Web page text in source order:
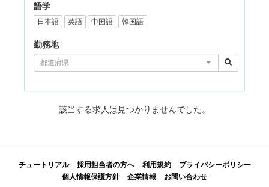
語学
日本語 英語 中国語 韓国語
勤務地
都道府県
該当する求人は見つかりませんでした。
チュートリアル 採用担当者の方へ 利用規約
プライバシーポリシー
個人情報保護方針
企業情報 お問い合わせ